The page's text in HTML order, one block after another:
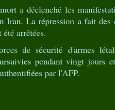
a déclenché les
Iran. La répression a fait des
arrêtées.
de sécurité d'armes
pendant vingt jours
par l'AFP.